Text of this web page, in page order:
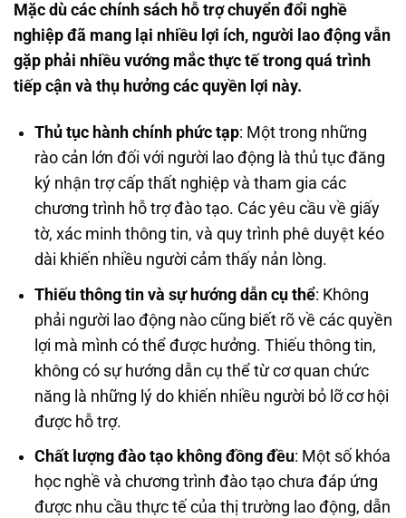
Mặc dù các chính sách hỗ trợ chuyển đổi nghề
nghiệp đã mang lại nhiều lợi ích, người lao động vẫn
gặp phải nhiều vướng mắc thực tế trong quá trình
tiếp cận và thụ hưởng các quyền lợi này.
Thủ tục hành chính phức tạp: Một trong những
rào cản lớn đối với người lao động là thủ tục đăng
ký nhận trợ cấp thất nghiệp và tham gia các
chương trình hỗ trợ đào tạo. Các yêu cầu về giấy
tờ, xác minh thông tin, và quy trình phê duyệt kéo
dài khiến nhiều người cảm thấy nản lòng.
Thiếu thông tin và sự hướng dẫn cụ thể: Không
phải người lao động nào cũng biết rõ về các quyền
lợi mà mình có thể được hưởng. Thiếu thông tin,
không có sự hướng dẫn cụ thể từ cơ quan chức
năng là những lý do khiến nhiều người bỏ lỡ cơ hội
được hỗ trợ.
Chất lượng đào tạo không đồng đều: Một số khóa
học nghề và chương trình đào tạo chưa đáp ứng
được nhu cầu thực tế của thị trường lao động, dẫn